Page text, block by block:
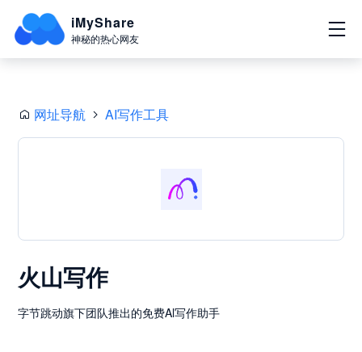
iMyShare
神秘的热心网友
网址导航 AI写作工具
火山写作
字节跳动旗下团队推出的免费Al写作助手